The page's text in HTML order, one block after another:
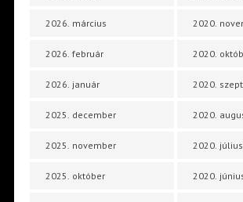
2026. március
2026. február
2026. január
2025. december
2025. november
2025. október
2020.
2020.
2020.
2020.
2020. július
2020.